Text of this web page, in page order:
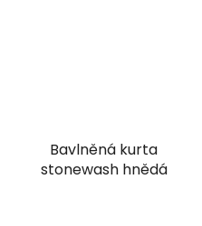
Bavlněná kurta
stonewash hnědá